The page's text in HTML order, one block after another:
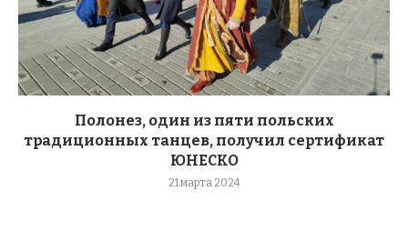
Полонез, один из пяти польских
традиционных танцев, получил сертификат
ЮНЕСКО
21 марта 2024